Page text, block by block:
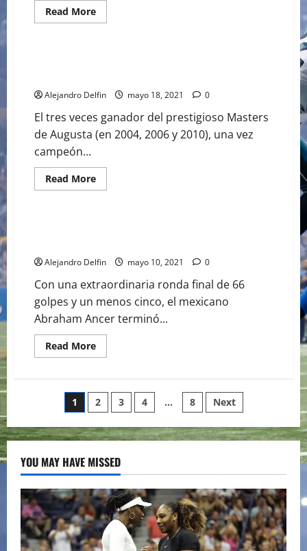
Read MoreRead
more
MÁS
GOLF
Alejandro Delfin mayo 18, 2021 0
El tres veces ganador del prestigioso Masters
de Augusta (en 2004, 2006 y 2010), una vez
campeón...
Read MoreRead
more
US
DE
GOLF
GOLF
Alejandro Delfin mayo 10, 2021 0
Con una extraordinaria ronda final de 66
golpes y un menos cinco, el mexicano
Abraham Ancer terminó...
Read MoreRead
more
FUE
2°
LUGAR
UN
GOLPE
RORY
McILLROY
Paginación
de
entradas
1 2 3 4 … 8 Next
YOU MAY HAVE MISSED